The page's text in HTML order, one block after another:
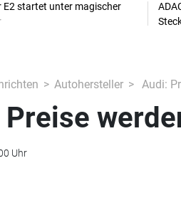
E2 startet unter magischer
Autohersteller Audi:
Uhr